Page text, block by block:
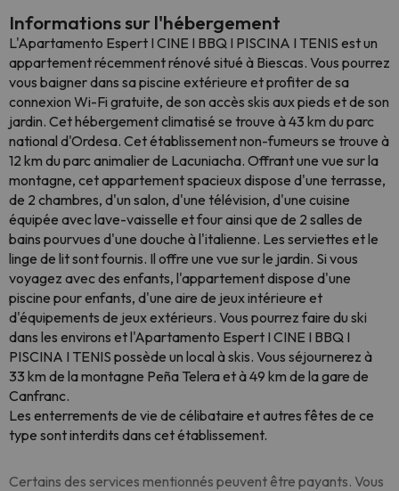
Informations sur l'hébergement
L'Apartamento Espert I CINE I BBQ I PISCINA I TENIS est un
appartement récemment rénové situé à Biescas. Vous pourrez
vous baigner dans sa piscine extérieure et profiter de sa
connexion Wi-Fi gratuite, de son accès skis aux pieds et de son
jardin. Cet hébergement climatisé se trouve à 43 km du parc
national d'Ordesa. Cet établissement non-fumeurs se trouve à
12 km du parc animalier de Lacuniacha. Offrant une vue sur la
montagne, cet appartement spacieux dispose d'une terrasse,
de 2 chambres, d'un salon, d'une télévision, d'une cuisine
équipée avec lave-vaisselle et four ainsi que de 2 salles de
bains pourvues d'une douche à l'italienne. Les serviettes et le
linge de lit sont fournis. Il offre une vue sur le jardin. Si vous
voyagez avec des enfants, l'appartement dispose d'une
piscine pour enfants, d'une aire de jeux intérieure et
d'équipements de jeux extérieurs. Vous pourrez faire du ski
dans les environs et l'Apartamento Espert I CINE I BBQ I
PISCINA I TENIS possède un local à skis. Vous séjournerez à
33 km de la montagne Peña Telera et à 49 km de la gare de
Canfranc.
Les enterrements de vie de célibataire et autres fêtes de ce
type sont interdits dans cet établissement.
Certains des services mentionnés peuvent être payants. Vous